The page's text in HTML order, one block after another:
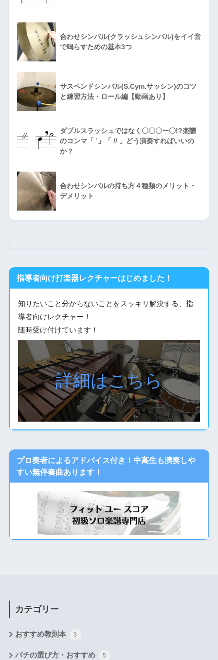
合わせシンバル(クラッシュシンバル)をイイ音
で鳴らすための基本3つ
サスペンドシンバル(S.Cym.サッシン)のコツ
と練習方法・ロール編【動画あり】
ダブルスラッシュではなく〇〇〇ー〇!?楽譜
のコンマ「 ’」「 // 」どう演奏すればいいの
か？
合わせシンバルの持ち方４種類のメリット・
デメリット
指導者向け打楽器レクチャーはじめました！
知りたいこと分からないことをスッキリ解決する、指
導者向けレクチャー！
随時受け付けています！
詳細はこちら
プロ奏者によるアドバイス付き！中高生も演奏しや
すい無伴奏曲あります！
カテゴリー
おすすめ教則本 3
バチの選び方・おすすめ 5